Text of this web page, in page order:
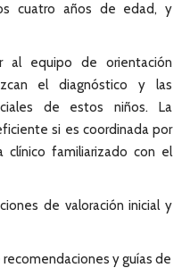
cuatro años de edad, y
al equipo de orientación
el diagnóstico y las
de estos niños. La
si es coordinada por
familiarizado con el
de valoración inicial y
y guías de